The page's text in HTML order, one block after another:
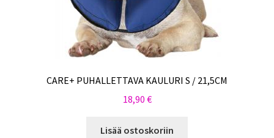
CARE+ PUHALLETTAVA KAULURI S / 21,5CM
18,90 €
Lisää ostoskoriin